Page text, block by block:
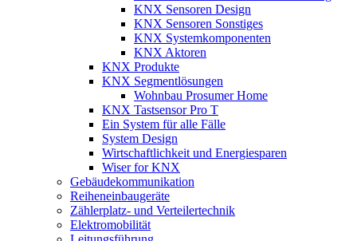
KNX Sensoren Design
KNX Sensoren Sonstiges
KNX Systemkomponenten
KNX Aktoren
KNX Produkte
KNX Segmentlösungen
Wohnbau Prosumer Home
KNX Tastsensor Pro T
Ein System für alle Fälle
System Design
Wirtschaftlichkeit und Energiesparen
Wiser for KNX
Gebäudekommunikation
Reiheneinbaugeräte
Zählerplatz- und Verteilertechnik
Elektromobilität